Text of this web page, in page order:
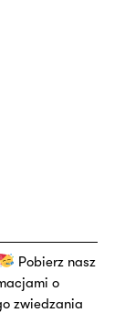
Pobierz nasz
o
zwiedzania